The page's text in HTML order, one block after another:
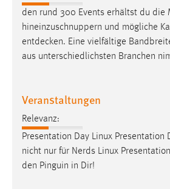
den rund 300 Events erhältst du die
hineinzuschnuppern und mögliche
entdecken. Eine vielfältige
aus unterschiedlichsten Branchen
Veranstaltungen
Relevanz:
Presentation Day Linux Presentation
nicht nur für Nerds Linux
den Pinguin in Dir!
Login
Name:
fe_user, be_user,
einloggen zu können.
Cookie Laufzeit:
24 Stunden